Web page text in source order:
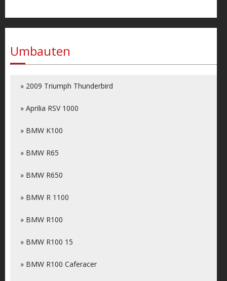
Umbauten
» 2009 Triumph Thunderbird
» Aprilia RSV 1000
» BMW K100
» BMW R65
» BMW R650
» BMW R 1100
» BMW R100
» BMW R100 15
» BMW R100 Caferacer